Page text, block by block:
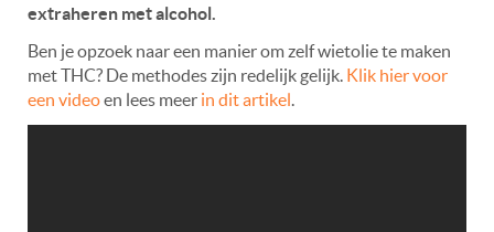
extraheren met alcohol.
Ben je opzoek naar een manier om zelf wietolie te maken
met THC? De methodes zijn redelijk gelijk. Klik hier voor
een videoen lees meer in dit artikel.